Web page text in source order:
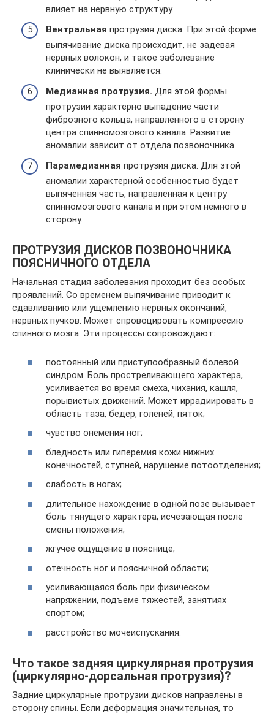
влияет на нервную структуру.
Вентральная протрузия диска. При этой форме
выпячивание диска происходит, не задевая
нервных волокон, и такое заболевание
клинически не выявляется.
Медианная протрузия. Для этой формы
протрузии характерно выпадение части
фиброзного кольца, направленного в сторону
центра спинномозгового канала. Развитие
аномалии зависит от отдела позвоночника.
Парамедианная протрузия диска. Для этой
аномалии характерной особенностью будет
выпяченная часть, направленная к центру
спинномозгового канала и при этом немного в
сторону.
ПРОТРУЗИЯ ДИСКОВ ПОЗВОНОЧНИКА
ПОЯСНИЧНОГО ОТДЕЛА
Начальная стадия заболевания проходит без особых
проявлений. Со временем выпячивание приводит к
сдавливанию или ущемлению нервных окончаний,
нервных пучков. Может спровоцировать компрессию
спинного мозга. Эти процессы сопровождают:
постоянный или приступообразный болевой
синдром. Боль простреливающего характера,
усиливается во время смеха, чихания, кашля,
порывистых движений. Может иррадиировать в
область таза, бедер, голеней, пяток;
чувство онемения ног;
бледность или гиперемия кожи нижних
конечностей, ступней, нарушение потоотделения;
слабость в ногах;
длительное нахождение в одной позе вызывает
боль тянущего характера, исчезающая после
смены положения;
жгучее ощущение в пояснице;
отечность ног и поясничной области;
усиливающаяся боль при физическом
напряжении, подъеме тяжестей, занятиях
спортом;
расстройство мочеиспускания.
Что такое задняя циркулярная протрузия
(циркулярно-дорсальная протрузия)?
Задние циркулярные протрузии дисков направлены в
сторону спины. Если деформация значительная, то